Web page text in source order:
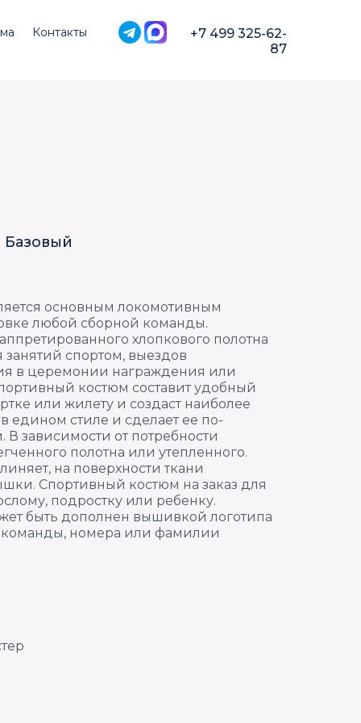
+7 499 325-62-
87
Контакты
основным локомотивным
любой сборной команды.
хлопкового полотна
спортом, выездов
в церемонии награждения или
костюм составит удобный
или жилету и создаст наиболее
едином стиле и сделает ее по-
зависимости от потребности
полотна или утепленного.
на поверхности ткани
Спортивный костюм на заказ для
подростку или ребенку.
быть дополнен вышивкой логотипа
команды, номера или фамилии